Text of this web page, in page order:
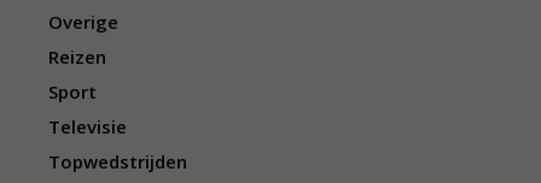
Overige
Reizen
Sport
Televisie
Topwedstrijden